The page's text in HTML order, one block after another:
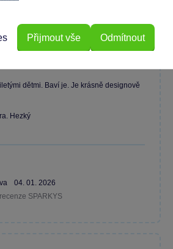
recenze SPARKYS
04. 01. 2026
SPARKYS
dětmi. Baví je. Je krásně designově
Hezký
Odmítnout
Přijmout vše